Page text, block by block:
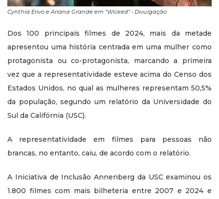
Cynthia Erivo e Ariana Grande em "Wicked" • Divulgação
Dos 100 principais filmes de 2024, mais da metade
apresentou uma história centrada em uma mulher como
protagonista ou co-protagonista, marcando a primeira
vez que a representatividade esteve acima do Censo dos
Estados Unidos, no qual as mulheres representam 50,5%
da população, segundo um relatório da Universidade do
Sul da Califórnia (USC).
A representatividade em filmes para pessoas não
brancas, no entanto, caiu, de acordo com o relatório.
A Iniciativa de Inclusão Annenberg da USC examinou os
1.800 filmes com mais bilheteria entre 2007 e 2024 e